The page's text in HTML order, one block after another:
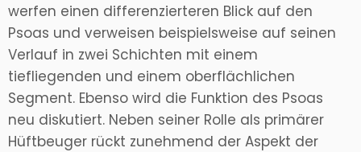
werfen einen differenzierteren Blick auf den
Psoas und verweisen beispielsweise auf seinen
Verlauf in zwei Schichten mit einem
tiefliegenden und einem oberflächlichen
Segment. Ebenso wird die Funktion des Psoas
neu diskutiert. Neben seiner Rolle als primärer
Hüftbeuger rückt zunehmend der Aspekt der